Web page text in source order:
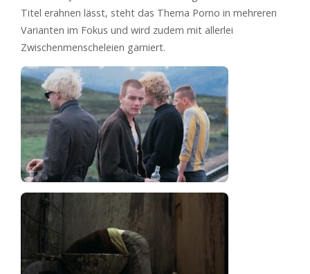
Titel erahnen lässt, steht das Thema Porno in mehreren
Varianten im Fokus und wird zudem mit allerlei
Zwischenmenscheleien garniert.